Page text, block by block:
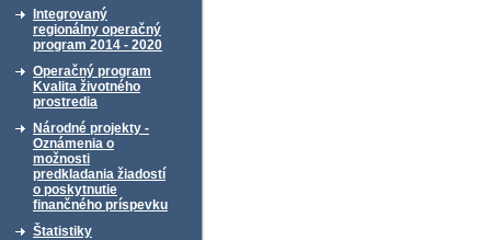
Integrovaný
regionálny operačný
program 2014 - 2020
Operačný program
Kvalita životného
prostredia
Národné projekty -
Oznámenia o
možnosti
predkladania žiadostí
o poskytnutie
finančného príspevku
Štatistiky